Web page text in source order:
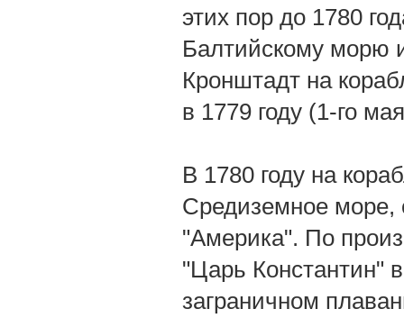
этих пор до 1780
Балтийскому морю
Кронштадт на
в 1779 году (1-го
В 1780 году на
Средиземное море,
"Америка". По
"Царь Константин"
заграничном